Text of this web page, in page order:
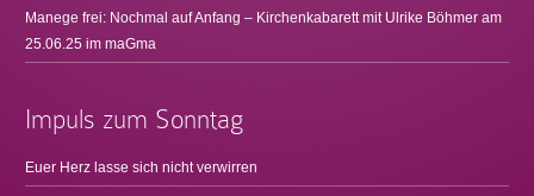
Manege frei: Nochmal auf Anfang – Kirchenkabarett mit Ulrike Böhmer am
25.06.25 im maGma
Impuls zum Sonntag
Euer Herz lasse sich nicht verwirren